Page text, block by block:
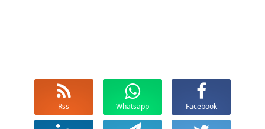
Facebook
Whatsapp
Rss